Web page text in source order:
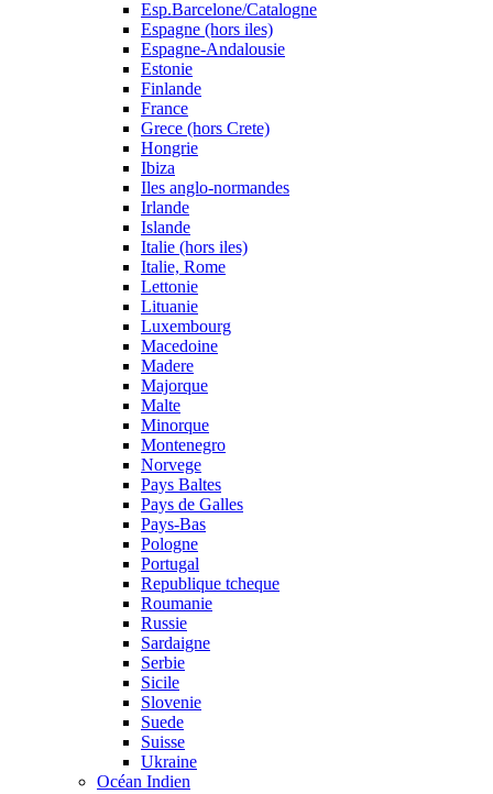
Esp.Barcelone/Catalogne
Espagne (hors iles)
Espagne-Andalousie
Estonie
Finlande
France
Grece (hors Crete)
Hongrie
Ibiza
Iles anglo-normandes
Irlande
Islande
Italie (hors iles)
Italie, Rome
Lettonie
Lituanie
Luxembourg
Macedoine
Madere
Majorque
Malte
Minorque
Montenegro
Norvege
Pays Baltes
Pays de Galles
Pays-Bas
Pologne
Portugal
Republique tcheque
Roumanie
Russie
Sardaigne
Serbie
Sicile
Slovenie
Suede
Suisse
Ukraine
Océan Indien